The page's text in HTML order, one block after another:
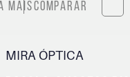
maisComparar
MIRA ÓPTICA